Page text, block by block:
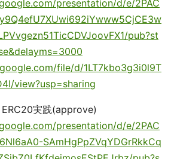
presentation/d/e/2PAC
pub?st
file/d/1LT7kbo3g3i0l9T
view?usp=sharing
実践(approve)
presentation/d/e/2PAC
SAmHgPpZVqYDGrRkkCq